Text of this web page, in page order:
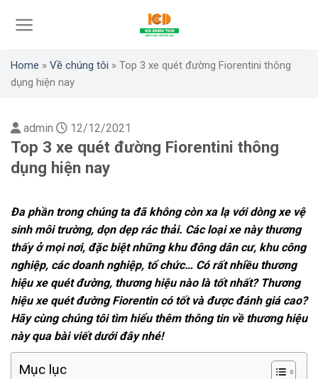
Home » Về chúng tôi » Top 3 xe quét đường Fiorentini thông
dụng hiện nay
admin 12/12/2021
Top 3 xe quét đường Fiorentini thông
dụng hiện nay
Đa phần trong chúng ta đã không còn xa lạ với dòng xe vệ
sinh môi trường, dọn dẹp rác thải. Các loại xe này thương
thấy ở mọi nơi, đặc biệt những khu đông dân cư, khu công
nghiệp, các doanh nghiệp, tổ chức… Có rất nhiều thương
hiệu xe quét đường, thương hiệu nào là tốt nhất? Thương
hiệu xe quét đường Fiorentin có tốt và được đánh giá cao?
Hãy cùng chúng tôi tìm hiểu thêm thông tin về thương hiệu
này qua bài viết dưới đây nhé!
Mục lục